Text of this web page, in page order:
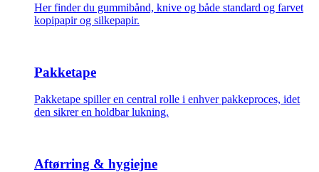
Her finder du gummibånd, knive og både standard og farvet
kopipapir og silkepapir.
Pakketape
Pakketape spiller en central rolle i enhver pakkeproces, idet
den sikrer en holdbar lukning.
Aftørring & hygiejne